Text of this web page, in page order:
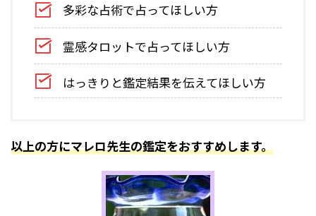
多彩な占術で占ってほしい方
霊感タロットで占ってほしい方
はっきりと鑑定結果を伝えてほしい方
以上の方にマレロ先生の鑑定をおすすめします。